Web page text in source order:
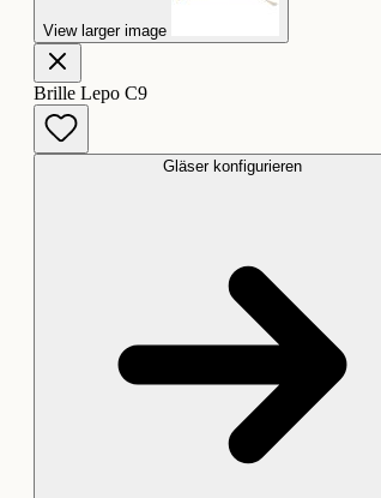
View larger image
Brille Lepo C9
Gläser konfigurieren